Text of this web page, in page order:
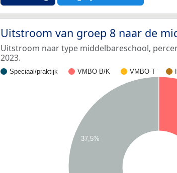
Uitstroom van groep 8 naar de
Uitstroom naar type middelbareschool,
2023.
Speciaal/praktijk VMBO-B/K VMBO-T
37,5%